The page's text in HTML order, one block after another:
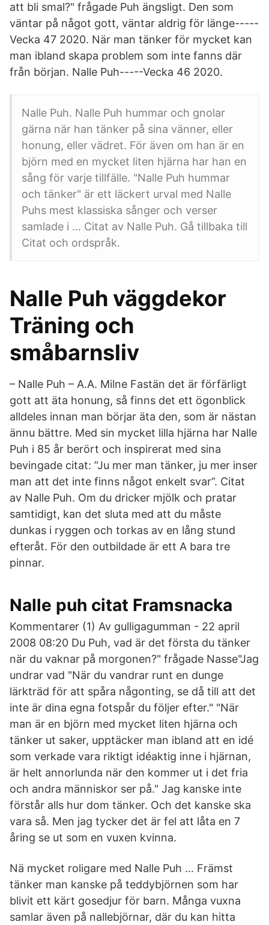
att bli smal?" frågade Puh ängsligt. Den som
väntar på något gott, väntar aldrig för länge-----
Vecka 47 2020. När man tänker för mycket kan
man ibland skapa problem som inte fanns där
från början. Nalle Puh-----Vecka 46 2020.
Nalle Puh. Nalle Puh hummar och gnolar
gärna när han tänker på sina vänner, eller
honung, eller vädret. För även om han är en
björn med en mycket liten hjärna har han en
sång för varje tillfälle. "Nalle Puh hummar
och tänker" är ett läckert urval med Nalle
Puhs mest klassiska sånger och verser
samlade i … Citat av Nalle Puh. Gå tillbaka till
Citat och ordspråk.
Nalle Puh väggdekor
Träning och
småbarnsliv
– Nalle Puh – A.A. Milne Fastän det är förfärligt
gott att äta honung, så finns det ett ögonblick
alldeles innan man börjar äta den, som är nästan
ännu bättre. Med sin mycket lilla hjärna har Nalle
Puh i 85 år berört och in­spirerat med sina
bevingade citat: ”Ju mer man tänker, ju mer inser
man att det inte finns något enkelt svar”. Citat
av Nalle Puh. Om du dricker mjölk och pratar
samtidigt, kan det sluta med att du måste
dunkas i ryggen och torkas av en lång stund
efteråt. För den outbildade är ett A bara tre
pinnar.
Nalle puh citat Framsnacka
Kommentarer (1) Av gulligagumman - 22 april
2008 08:20 Du Puh, vad är det första du tänker
när du vaknar på morgonen?" frågade Nasse"Jag
undrar vad "När du vandrar runt en dunge
lärkträd för att spåra någonting, se då till att det
inte är dina egna fotspår du följer efter." "När
man är en björn med mycket liten hjärna och
tänker ut saker, upptäcker man ibland att en idé
som verkade vara riktigt idéaktig inne i hjärnan,
är helt annorlunda när den kommer ut i det fria
och andra människor ser på." Jag kanske inte
förstår alls hur dom tänker. Och det kanske ska
vara så. Men jag tycker det är fel att låta en 7
åring se ut som en vuxen kvinna.
Nä mycket roligare med Nalle Puh … Främst
tänker man kanske på teddybjörnen som har
blivit ett kärt gosedjur för barn. Många vuxna
samlar även på nallebjörnar, där du kan hitta